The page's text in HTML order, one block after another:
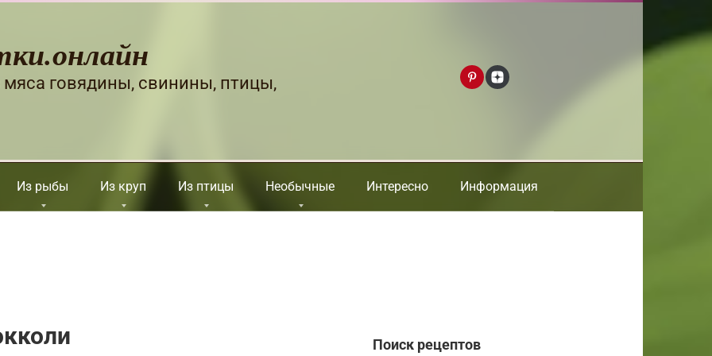
мяса говядины, свинины, птицы,
Из рыбы Из круп Из птицы Необычные Интересно Информация
Поиск рецептов